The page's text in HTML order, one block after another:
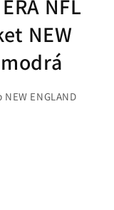
NFL
NEW
modrá
ENGLAND